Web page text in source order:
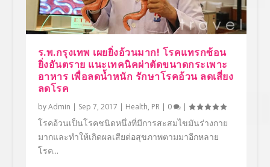
ร.พ.กรุงเทพ เผยยิ่งอ้วนมาก! โรคแทรกซ้อน
ยิ่งอันตราย แนะเทคนิคผ่าตัดขนาดกระเพาะ
อาหาร เพื่อลดน้ำหนัก รักษาโรคอ้วน ลดเสี่ยง
ลดโรค
byAdmin | Sep 7, 2017 | Health, PR| 0 |
โรคอ้วนเป็นโรคชนิดหนึ่งที่มีการสะสมไขมันร่างกาย
มากและทำให้เกิดผลเสียต่อสุขภาพตามมาอีกหลาย
โรค...